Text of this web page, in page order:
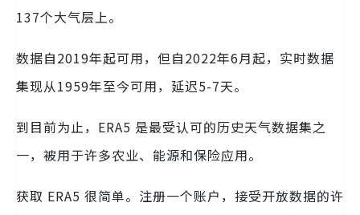
137个大气层上。
数据自2019年起可用，但自2022年6月起，实时数据
集现从1959年至今可用，延迟5-7天。
到目前为止，ERA5 是最受认可的历史天气数据集之
一，被用于许多农业、能源和保险应用。
获取 ERA5 很简单。注册一个账户，接受开放数据的许